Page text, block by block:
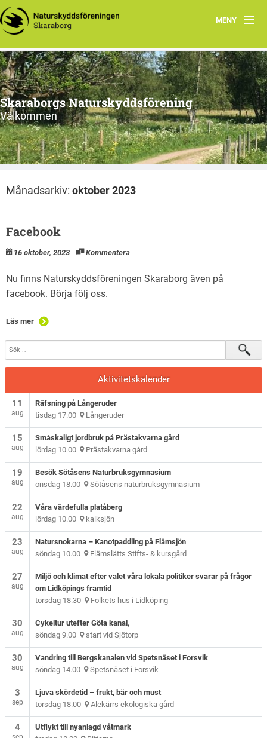
MENY
Startsida
Aktuellt
Kontakta oss
Stoppa brytning av alunskiffer i Västgötabergen
Skaraborgsnatur
Skaraborgs Naturskyddsförening
Välkommen
Månadsarkiv: oktober 2023
Facebook
16 oktober, 2023 Kommentera
Nu finns Naturskyddsföreningen Skaraborg även på
facebook. Börja följ oss.
Läs mer
Aktivitetskalender
11
aug
Räfsning på Långeruder
tisdag 17.00 Långeruder
15
aug
Småskaligt jordbruk på Prästakvarna gård
lördag 10.00 Prästakvarna gård
19
aug
Besök Sötåsens Naturbruksgymnasium
onsdag 18.00 Sötåsens naturbruksgymnasium
22
aug
Våra värdefulla platåberg
lördag 10.00 kalksjön
23
aug
Natursnokarna – Kanotpaddling på Flämsjön
söndag 10.00 Flämslätts Stifts- & kursgård
27
aug
Miljö och klimat efter valet våra lokala politiker svarar på frågor
om Lidköpings framtid
torsdag 18.30 Folkets hus i Lidköping
30
aug
Cykeltur utefter Göta kanal,
söndag 9.00 start vid Sjötorp
30
aug
Vandring till Bergskanalen vid Spetsnäset i Forsvik
söndag 14.00 Spetsnäset i Forsvik
3
sep
Ljuva skördetid – frukt, bär och must
torsdag 18.00 Alekärrs ekologiska gård
4
Utflykt till nyanlagd våtmark